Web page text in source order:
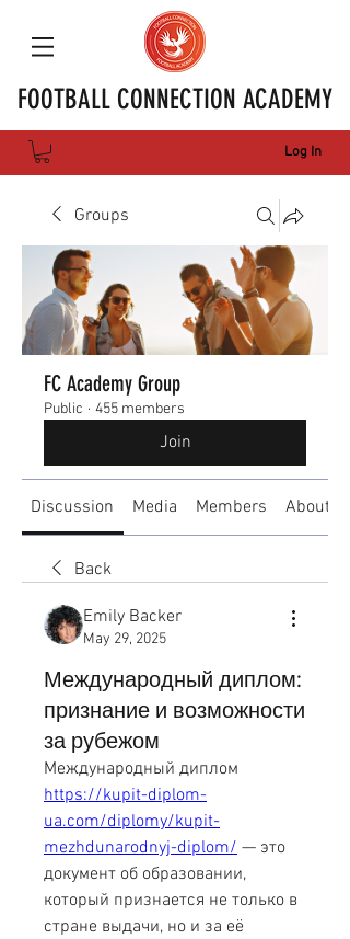
FOOTBALL CONNECTION ACADEMY
Log In
Groups
FC Academy Group
Public · 455 members
Join
Discussion Media Members About
Back
Emily Backer
May 29, 2025
Международный диплом:
признание и возможности
за рубежом
https://kupit-diplom-
ua.com/diplomy/kupit-
mezhdunarodnyj-diplom/ — это
документ об образовании,
который признается не только в
стране выдачи, но и за её